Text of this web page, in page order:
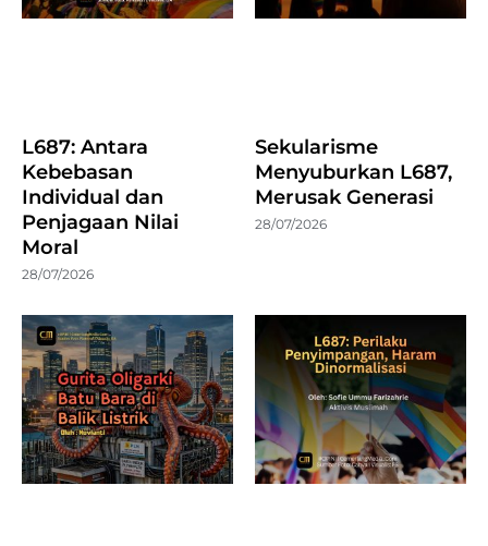
L687: Antara
Kebebasan
Individual dan
Penjagaan Nilai
Moral
28/07/2026
Sekularisme
Menyuburkan L687,
Merusak Generasi
28/07/2026